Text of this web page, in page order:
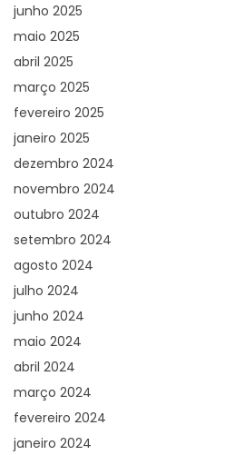
junho 2025
maio 2025
abril 2025
março 2025
fevereiro 2025
janeiro 2025
dezembro 2024
novembro 2024
outubro 2024
setembro 2024
agosto 2024
julho 2024
junho 2024
maio 2024
abril 2024
março 2024
fevereiro 2024
janeiro 2024